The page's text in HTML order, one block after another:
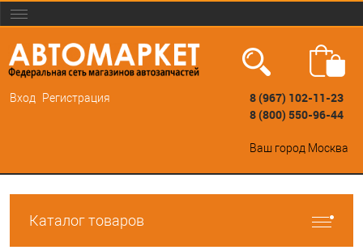
Вход Регистрация
8 (967) 102-11-23
8 (800) 550-96-44
Ваш город Москва
Каталог товаров